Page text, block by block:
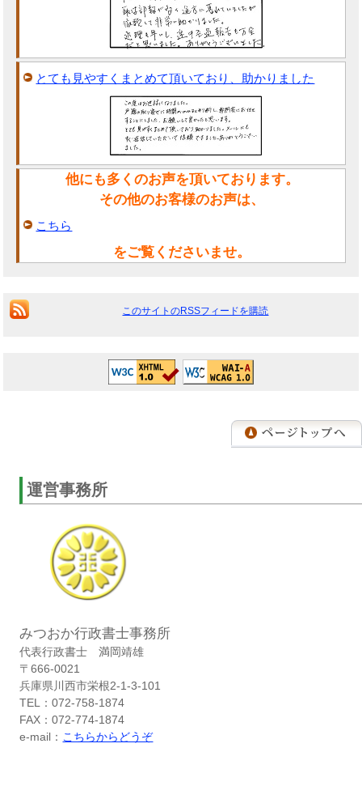
とても見やすくまとめて頂いており、助かりました
他にも多くのお声を頂いております。
その他のお客様のお声は、
こちら
をご覧くださいませ。
このサイトのRSSフィードを購読
運営事務所
みつおか行政書士事務所
代表行政書士 満岡靖雄
〒666-0021
兵庫県川西市栄根2-1-3-101
TEL：072-758-1874
FAX：072-774-1874
e-mail： こちらからどうぞ